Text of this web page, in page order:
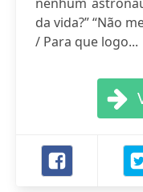
da vida?” “Não
/ Para que logo...